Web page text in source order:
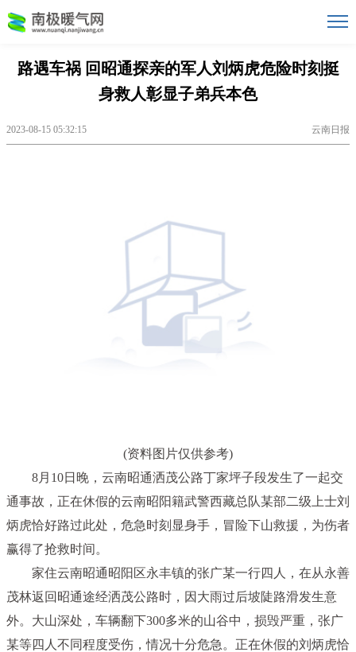
路遇车祸 回昭通探亲的军人刘炳虎危险时刻挺
身救人彰显子弟兵本色
2023-08-15 05:32:15 云南日报
(资料图片仅供参考)
8月10日晚，云南昭通洒茂公路丁家坪子段发生了一起交
通事故，正在休假的云南昭阳籍武警西藏总队某部二级上士刘
炳虎恰好路过此处，危急时刻显身手，冒险下山救援，为伤者
赢得了抢救时间。
家住云南昭通昭阳区永丰镇的张广某一行四人，在从永善
茂林返回昭通途经洒茂公路时，因大雨过后坡陡路滑发生意
外。大山深处，车辆翻下300多米的山谷中，损毁严重，张广
某等四人不同程度受伤，情况十分危急。正在休假的刘炳虎恰